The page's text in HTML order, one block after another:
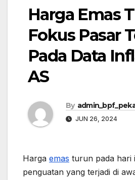
Harga Emas
Fokus Pasar
Pada Data
AS
By
JUN 26, 2024
Harga emas turun pada hari
penguatan yang terjadi di